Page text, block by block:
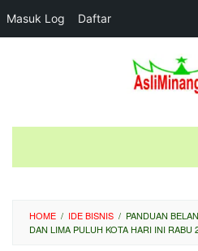
Masuk Log Daftar
HOME / IDE BISNIS / PANDUAN
DAN LIMA PULUH KOTA HARI INI RABU